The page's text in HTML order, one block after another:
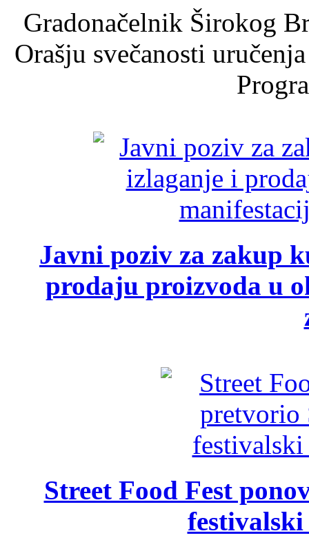
Gradonačelnik Širokog
Orašju svečanosti
Javni poziv za zakup
prodaju proizvoda u
Street Food Fest